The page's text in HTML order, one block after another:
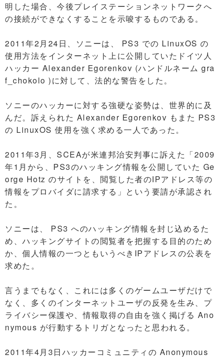
明した場合、今後プレイステーションネットワークへ
の接続ができなくすることを示唆するものである。
2011年2月24日、ソニーは、 PS3 での LinuxOS の
使用方法をインターネット上に公開していたドイツ人
ハッカー Alexander Egorenkov (ハンドルネーム gra
f_chokolo )に対して、法的な警告をした。
ソニーのハッカーに対する強硬な姿勢は、世界的に及
んだ。訴えられた Alexander Egorenkov もまた PS3
の LinuxOS 使用を強く求める一人であった。
2011年3月、SCEAが米連邦治安判事に訴えた「2009
年1月から、PS3のハッキング情報を公開していた Ge
orge Hotz のサイトを、閲覧した者のIPアドレス等の
情報をプロバイダに請求する」という要請が承認され
た。
ソニーは、 PS3 へのハッキング情報を封じ込めるた
め、ハッキングサイトの閲覧者を把握する目的のため
か、個人情報の一つともいうべきIPアドレスの公表を
求めた。
言うまでもなく、これには多くのゲームユーザだけで
なく、多くのインターネットユーザの反発を生み、プ
ライバシー保護や、情報取得の自由を強く掲げる Ano
nymous が行動するトリガとなったと思われる。
2011年4月3日ハッカーコミュニティの Anonymous